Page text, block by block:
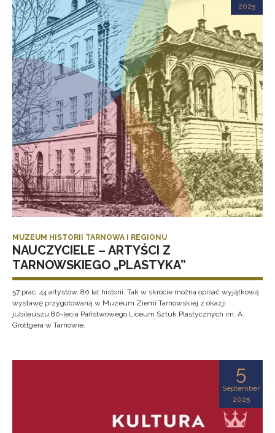
2025
MUZEUM HISTORII TARNOWA I REGIONU
NAUCZYCIELE – ARTYŚCI Z
TARNOWSKIEGO „PLASTYKA”
57 prac. 44 artystów. 80 lat historii. Tak w skrócie można opisać wyjątkową
wystawę przygotowaną w Muzeum Ziemi Tarnowskiej z okazji
jubileuszu 80-lecia Państwowego Liceum Sztuk Plastycznych im. A.
Grottgera w Tarnowie.
5
September
2025